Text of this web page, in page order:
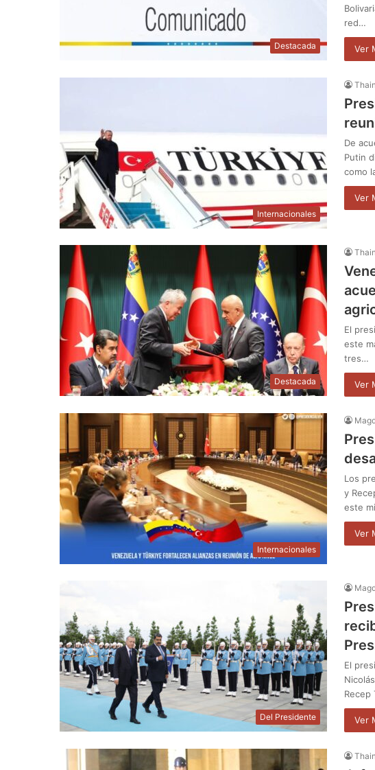
Destacada
red…
Ver
Internacionales
De
Putin
como
Ver
Destacada
El
este
tres…
Ver
Internacionales
Los
y
este
Ver
Del Presidente
El
Recep
Ver